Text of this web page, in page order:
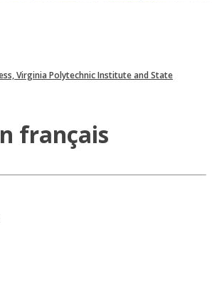
Virginia Polytechnic Institute and State
français